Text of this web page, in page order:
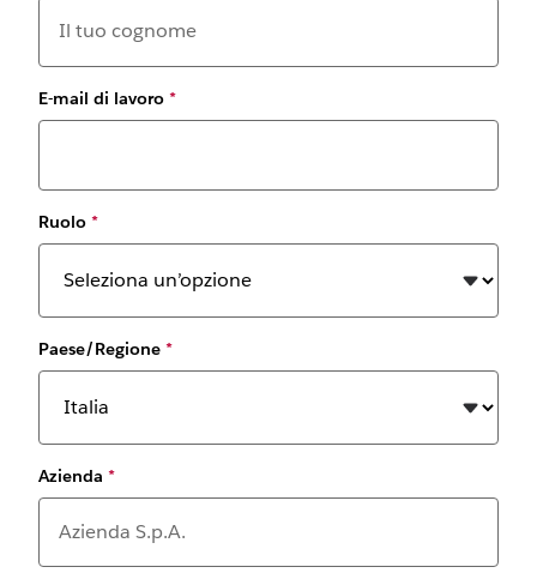
E-mail di lavoro *
Ruolo *
Paese/Regione *
Azienda *